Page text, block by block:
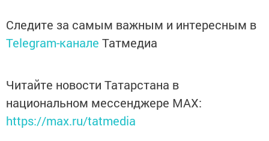
Следите за самым важным и интересным в
Telegram-канале Татмедиа
Читайте новости Татарстана в
национальном мессенджере MАХ:
https://max.ru/tatmedia